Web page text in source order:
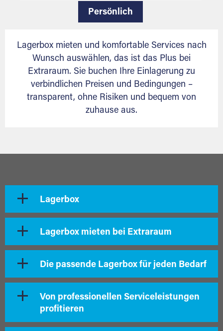
Persönlich
Lagerbox mieten und komfortable Services nach
Wunsch auswählen, das ist das Plus bei
Extraraum. Sie buchen Ihre Einlagerung zu
verbindlichen Preisen und Bedingungen –
transparent, ohne Risiken und bequem von
zuhause aus.
Lagerbox
Lagerbox mieten bei Extraraum
Die passende Lagerbox für jeden Bedarf
Von professionellen Serviceleistungen
profitieren